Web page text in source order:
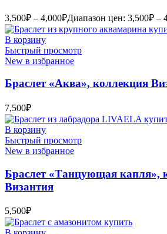
3,500₽ – 4,000₽Диапазон цен: 3,500₽ –
В корзину
Быстрый просмотр
New в избранное
Браслет «Аква», коллекция
7,500₽
В корзину
Быстрый просмотр
New в избранное
Браслет «Танцующая капля»,
Византия
5,500₽